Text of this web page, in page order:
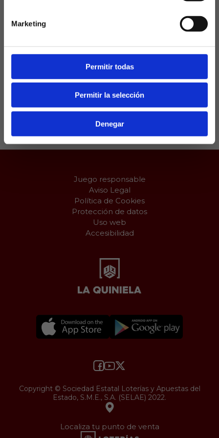
Marketing
Permitir todas
Permitir la selección
Denegar
ha vencido fuera de casa este curso en una ocasión.
Pero lo cierto es que revisando las estadísticas de
verdiblanco ha vencido en 3 de sus últimas 4 visitas
al feudo valencianista, sin ir más lejos el pasado
curso venció por 1-2.
Juego responsable
Aviso Legal
Política de Cookies
Protección de datos
Uso web
Accesibilidad
Copyright © Sociedad Estatal Loterías y Apuestas del
Estado, S.M.E., S.A. (SELAE) 2022.
Localiza tu punto de venta